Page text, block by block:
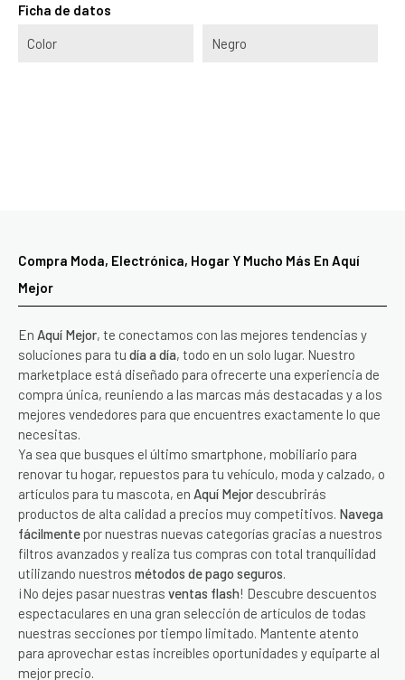
Ficha de datos
Color Negro
Compra Moda, Electrónica, Hogar Y Mucho Más En Aquí
Mejor
En Aquí Mejor, te conectamos con las mejores tendencias y
soluciones para tu día a día, todo en un solo lugar. Nuestro
marketplace está diseñado para ofrecerte una experiencia de
compra única, reuniendo a las marcas más destacadas y a los
mejores vendedores para que encuentres exactamente lo que
necesitas.
Ya sea que busques el último smartphone, mobiliario para
renovar tu hogar, repuestos para tu vehículo, moda y calzado, o
artículos para tu mascota, en Aquí Mejor descubrirás
productos de alta calidad a precios muy competitivos. Navega
fácilmente por nuestras nuevas categorías gracias a nuestros
filtros avanzados y realiza tus compras con total tranquilidad
utilizando nuestros métodos de pago seguros.
¡No dejes pasar nuestras ventas flash! Descubre descuentos
espectaculares en una gran selección de artículos de todas
nuestras secciones por tiempo limitado. Mantente atento
para aprovechar estas increíbles oportunidades y equiparte al
mejor precio.